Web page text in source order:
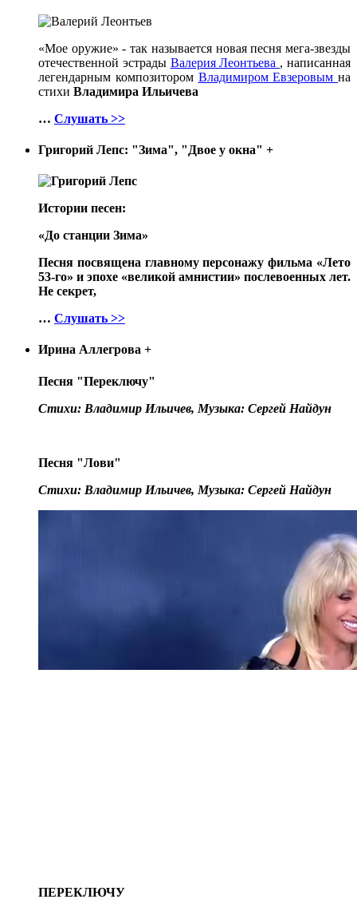
«Мое оружие» - так называется новая песня мега-звезды
отечественной эстрады Валерия Леонтьева , написанная
легендарным композитором Владимиром Евзеровым на
стихи Владимира Ильичева
… Слушать >>
Григорий Лепс: "Зима", "Двое у окна" +
Истории песен:
«До станции Зима»
Песня посвящена главному персонажу фильма «Лето
53-го» и эпохе «великой амнистии» послевоенных лет.
Не секрет,
… Слушать >>
Ирина Аллегрова +
Песня "Переключу"
Стихи: Владимир Ильичев, Музыка: Сергей Найдун
Песня "Лови"
Стихи: Владимир Ильичев, Музыка: Сергей Найдун
ПЕРЕКЛЮЧУ